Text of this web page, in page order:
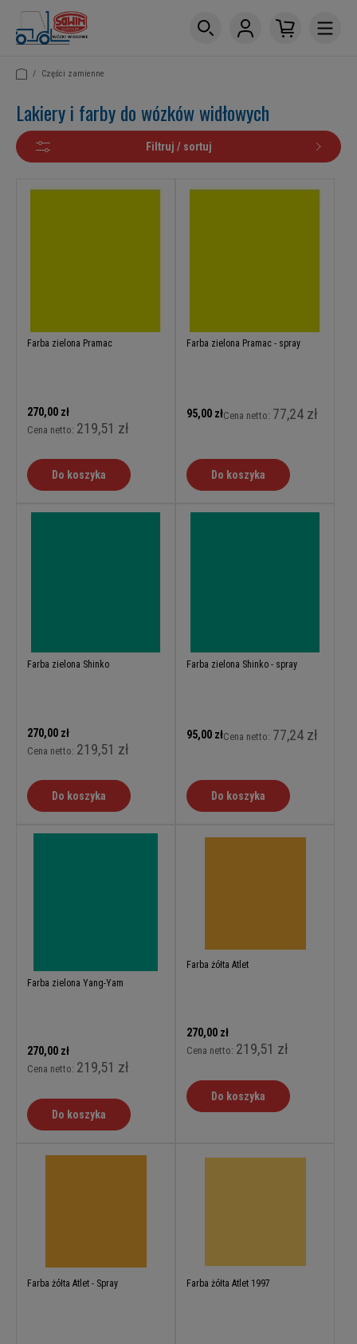
/ Części zamienne
Lakiery i farby do wózków widłowych
Filtruj / sortuj
Farba zielona Pramac
270,00 zł
Cena netto: 219,51 zł
Do koszyka
Farba zielona Pramac - spray
95,00 złCena netto: 77,24 zł
Do koszyka
Farba zielona Shinko
270,00 zł
Cena netto: 219,51 zł
Do koszyka
Farba zielona Shinko - spray
95,00 złCena netto: 77,24 zł
Do koszyka
Farba zielona Yang-Yam
270,00 zł
Cena netto: 219,51 zł
Do koszyka
Farba żółta Atlet
270,00 zł
Cena netto: 219,51 zł
Do koszyka
Farba żółta Atlet - Spray Farba żółta Atlet 1997